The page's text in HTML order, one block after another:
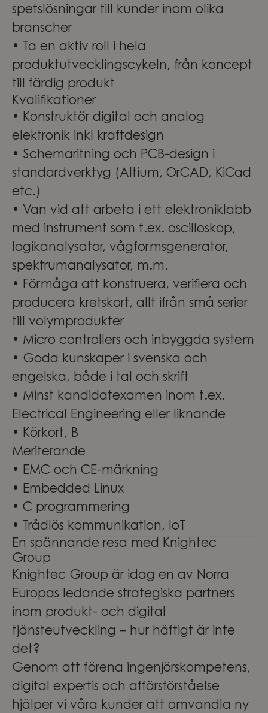
spetslösningar till kunder inom olika
branscher
• Ta en aktiv roll i hela
produktutvecklingscykeln, från koncept
till färdig produkt
Kvalifikationer
• Konstruktör digital och analog
elektronik inkl kraftdesign
• Schemaritning och PCB-design i
standardverktyg (Altium, OrCAD, KiCad
etc.)
• Van vid att arbeta i ett elektroniklabb
med instrument som t.ex. oscilloskop,
logikanalysator, vågformsgenerator,
spektrumanalysator, m.m.
• Förmåga att konstruera, verifiera och
producera kretskort, allt ifrån små serier
till volymprodukter
• Micro controllers och inbyggda system
• Goda kunskaper i svenska och
engelska, både i tal och skrift
• Minst kandidatexamen inom t.ex.
Electrical Engineering eller liknande
• Körkort, B
Meriterande
• EMC och CE-märkning
• Embedded Linux
• C programmering
• Trådlös kommunikation, IoT
En spännande resa med Knightec
Group
Knightec Group är idag en av Norra
Europas ledande strategiska partners
inom produkt- och digital
tjänsteutveckling – hur häftigt är inte
det?
Genom att förena ingenjörskompetens,
digital expertis och affärsförståelse
hjälper vi våra kunder att omvandla ny